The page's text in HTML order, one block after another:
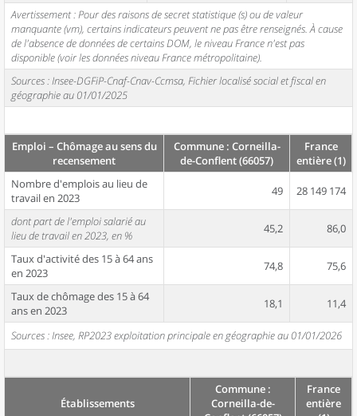
Avertissement : Pour des raisons de secret statistique (s) ou de valeur
manquante (vm), certains indicateurs peuvent ne pas être renseignés. À cause
de l'absence de données de certains DOM, le niveau France n'est pas
disponible (voir les données niveau France métropolitaine).
Sources : Insee-DGFiP-Cnaf-Cnav-Ccmsa, Fichier localisé social et fiscal en
géographie au 01/01/2025
Emploi – Chômage au sens du
recensement
Commune : Corneilla-
de-Conflent (66057)
France
entière (1)
Nombre d'emplois au lieu de
travail en 2023
49 28 149 174
dont part de l'emploi salarié au
lieu de travail en 2023, en %
45,2 86,0
Taux d'activité des 15 à 64 ans
en 2023
74,8 75,6
Taux de chômage des 15 à 64
ans en 2023
18,1 11,4
Sources : Insee, RP2023 exploitation principale en géographie au 01/01/2026
Établissements
Commune :
Corneilla-de-
France
entière